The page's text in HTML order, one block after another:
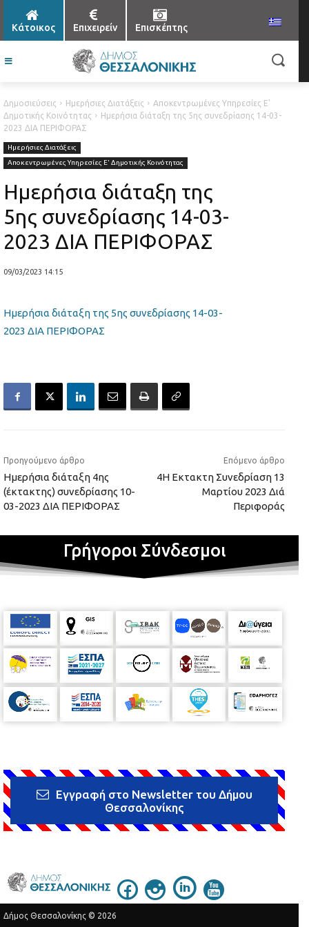
Κάτοικος Επιχειρείν Επισκέπτης
Δημοσιεύσεις Ημερήσιες Διατάξεις
Αποκεντρωμένες Υπηρεσίες Ε'
Δημοτικής Κοινότητας
Ημερήσια διάταξη της 5ης συνεδρίασης 14-03-
2023 ΔΙΑ ΠΕΡΙΦΟΡΑΣ
Ημερήσιες Διατάξεις
Αποκεντρωμένες Υπηρεσίες Ε' Δημοτικής Κοινότητας
Ημερήσια διάταξη της
5ης συνεδρίασης 14-03-
2023 ΔΙΑ ΠΕΡΙΦΟΡΑΣ
09/03/2023 14:15
Ημερήσια διάταξη της 5ης συνεδρίασης 14-03-
2023 ΔΙΑ ΠΕΡΙΦΟΡΑΣ
Προηγούμενο άρθρο
Ημερήσια διάταξη 4ης
(έκτακτης) συνεδρίασης 10-
03-2023 ΔΙΑ ΠΕΡΙΦΟΡΑΣ
Επόμενο άρθρο
4Η Εκτακτη Συνεδρίαση 13
Μαρτίου 2023 Διά
Περιφοράς
Γρήγοροι Σύνδεσμοι
Εγγραφή στο Newsletter του Δήμου
Θεσσαλονίκης
Δήμος Θεσσαλονίκης © 2026